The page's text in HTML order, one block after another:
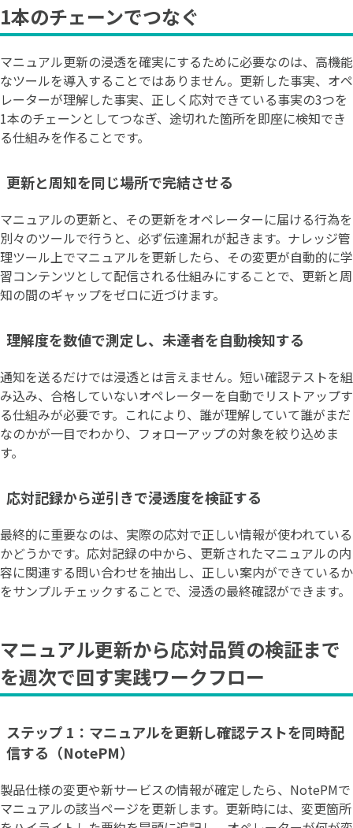
1本のチェーンでつなぐ
マニュアル更新の浸透を確実にするために必要なのは、高機能
なツールを導入することではありません。更新した事実、オペ
レーターが理解した事実、正しく応対できている事実の3つを
1本のチェーンとしてつなぎ、途切れた箇所を即座に検知でき
る仕組みを作ることです。
更新と周知を同じ場所で完結させる
マニュアルの更新と、その更新をオペレーターに届ける行為を
別々のツールで行うと、必ず伝達漏れが起きます。ナレッジ管
理ツール上でマニュアルを更新したら、その変更が自動的に学
習コンテンツとして配信される仕組みにすることで、更新と周
知の間のギャップをゼロに近づけます。
理解度を数値で測定し、未達者を自動検知する
通知を送るだけでは浸透とは言えません。短い確認テストを組
み込み、合格していないオペレーターを自動でリストアップす
る仕組みが必要です。これにより、誰が理解していて誰がまだ
なのかが一目でわかり、フォローアップの対象を絞り込めま
す。
応対記録から逆引きで浸透度を検証する
最終的に重要なのは、実際の応対で正しい情報が使われている
かどうかです。応対記録の中から、更新されたマニュアルの内
容に関連する問い合わせを抽出し、正しい案内ができているか
をサンプルチェックすることで、浸透の最終確認ができます。
マニュアル更新から応対品質の検証まで
を週次で回す実践ワークフロー
ステップ 1：マニュアルを更新し確認テストを同時配
信する（NotePM）
製品仕様の変更や新サービスの情報が確定したら、NotePMで
マニュアルの該当ページを更新します。更新時には、変更箇所